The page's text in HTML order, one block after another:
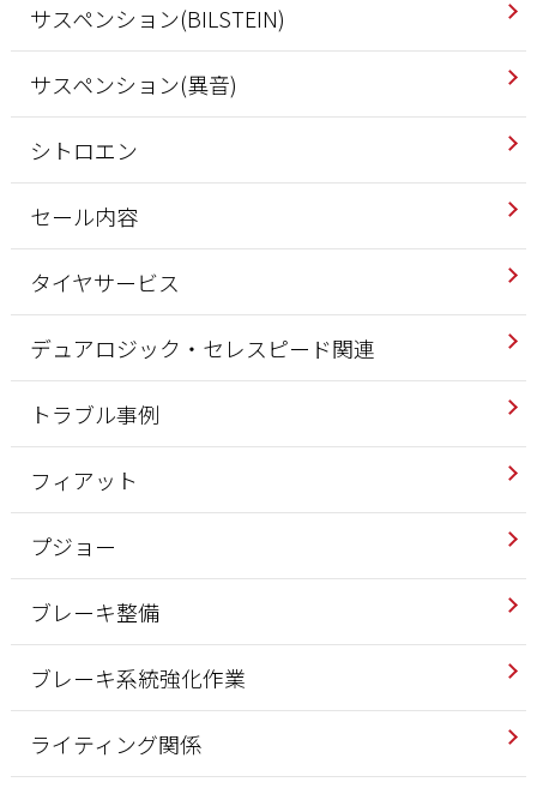
サスペンション(BILSTEIN)
サスペンション(異音)
シトロエン
セール内容
タイヤサービス
デュアロジック・セレスピード関連
トラブル事例
フィアット
プジョー
ブレーキ整備
ブレーキ系統強化作業
ライティング関係